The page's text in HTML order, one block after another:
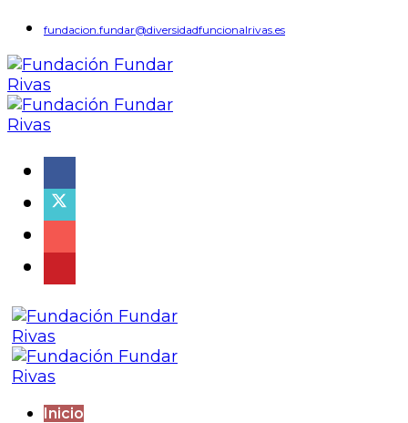
fundacion.fundar@diversidadfuncionalrivas.es
Inicio